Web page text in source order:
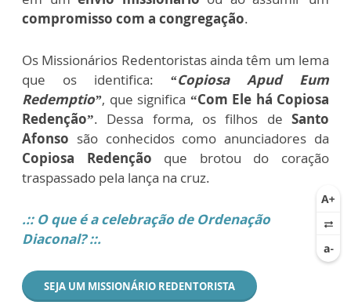
compromisso com a congregação.
Os Missionários Redentoristas ainda têm um lema
que os identifica:
“Copiosa Apud Eum
Redemptio”, que significa “Com Ele há Copiosa
Redenção”. Dessa forma, os filhos de Santo
Afonso são conhecidos como anunciadores da
Copiosa Redenção que brotou do coração
traspassado pela lança na cruz.
.:: O que é a celebração de Ordenação
Diaconal? ::.
SEJA UM MISSIONÁRIO REDENTORISTA